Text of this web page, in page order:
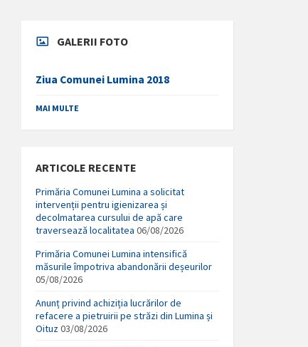
GALERII FOTO
Ziua Comunei Lumina 2018
MAI MULTE
ARTICOLE RECENTE
Primăria Comunei Lumina a solicitat
intervenții pentru igienizarea și
decolmatarea cursului de apă care
traversează localitatea 06/08/2026
Primăria Comunei Lumina intensifică
măsurile împotriva abandonării deșeurilor
05/08/2026
Anunț privind achiziția lucrărilor de
refacere a pietruirii pe străzi din Lumina și
Oituz03/08/2026